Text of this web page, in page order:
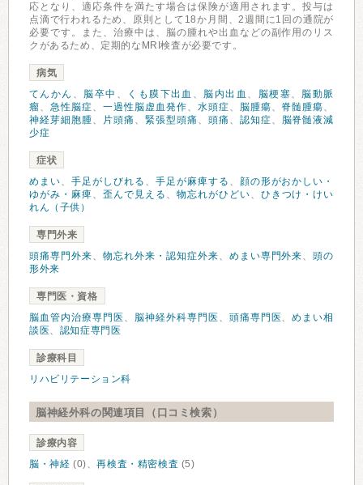
応となり、適応条件を満たす場合は保険が適用されます。投与は
点滴で行われるため、原則として18か月間、2週間に1回の通院が
必要です。また、治療中は、脳の腫れや出血などの副作用のリス
クがあるため、定期的なMRI検査が必要です。
病気
てんかん 、 脳卒中 、 くも膜下出血 、 脳内出血 、 脳梗塞、 脳動脈
瘤、 急性脳症、 一過性脳虚血発作、 水頭症、 脳腫瘍、 脊髄腫瘍、
神経芽細胞腫、 片頭痛 、 緊張型頭痛 、 頭痛 、 認知症、
脳脊髄液減
少症
症状
めまい、 手足がしびれる 、 手足が麻痺する 、
顔の形がおかしい・
ゆがみ・麻痺、 歪んで見える 、 物忘れがひどい、 ひきつけ・けい
れん（子供）
専門外来
頭痛専門外来、 物忘れ外来・認知症外来、 めまい専門外来、頭の
形外来
専門医・資格
脳血管内治療専門医 、 脳神経外科専門医 、 頭痛専門医、めまい相
談医、 認知症専門医
診療科目
リハビリテーション科
脳神経外科の関連項目（口コミ検索）
診療内容
脳・神経 (0)、再検査・精密検査 (5)